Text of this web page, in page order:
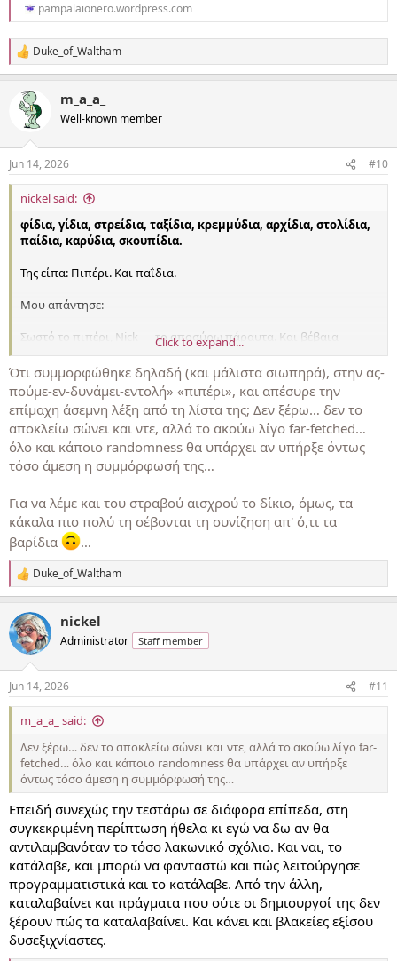
pampalaionero.wordpress.com
R
e
s
:
Duke_of_Waltham
m_a_a_
Well-known member
Jun 14, 2026 #10
nickel said:
φίδια, γίδια, στρείδια, ταξίδια, κρεμμύδια, αρχίδια, στολίδια,
παίδια, καρύδια, σκουπίδια.
Της είπα: Πιπέρι. Και παΐδια.
Μου απάντησε:
Σωστό το πιπέρι, Nick — το αποσύρω πάραυτα. Και βέβαια
παΐδια, όχι «παίδια».
Διορθωμένη δεκάδα, με συνίζηση στο -δια:
φίδια, γίδια, στρείδια, ταξίδια, κρεμμύδια, στολίδια, καρύδια,
σκουπίδια, παΐδια, βαρίδια
Click to expand...
Ότι συμμορφώθηκε δηλαδή (και μάλιστα σιωπηρά), στην ας-
πούμε-εν-δυνάμει-εντολή» «πιπέρι», και απέσυρε την
επίμαχη άσεμνη λέξη από τη λίστα της; Δεν ξέρω… δεν το
αποκλείω σώνει και ντε, αλλά το ακούω λίγο far-fetched…
όλο και κάποιο randomness θα υπάρχει αν υπήρξε όντως
τόσο άμεση η συμμόρφωσή της…
Για να λέμε και του στραβού αισχρού το δίκιο, όμως, τα
κάκαλα πιο πολύ τη σέβονται τη συνίζηση απ' ό,τι τα
βαρίδια
…
R
e
c
t
i
s
:
Duke_of_Waltham
nickel
Administrator Staff member
Jun 14, 2026 #11
m_a_a_ said:
Δεν ξέρω… δεν το αποκλείω σώνει και ντε, αλλά το ακούω λίγο far-
fetched… όλο και κάποιο randomness θα υπάρχει αν υπήρξε
όντως τόσο άμεση η συμμόρφωσή της…
Επειδή συνεχώς την τεστάρω σε διάφορα επίπεδα, στη
συγκεκριμένη περίπτωση ήθελα κι εγώ να δω αν θα
αντιλαμβανόταν το τόσο λακωνικό σχόλιο. Και ναι, το
κατάλαβε, και μπορώ να φανταστώ και πώς λειτούργησε
προγραμματιστικά και το κατάλαβε. Από την άλλη,
καταλαβαίνει και πράγματα που ούτε οι δημιουργοί της δεν
ξέρουν πώς τα καταλαβαίνει. Και κάνει και βλακείες εξίσου
δυσεξιχνίαστες.